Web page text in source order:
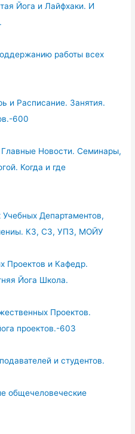
Йога и Лайфхаки. И
работы всех
и Расписание. Занятия.
600
Новости. Семинары,
Когда и где
Департаментов,
КЗ, СЗ, УПЗ, МОЙУ
Проектов и Кафедр.
Йога Школа.
Проектов.
проектов.-603
и студентов.
общечеловеческие